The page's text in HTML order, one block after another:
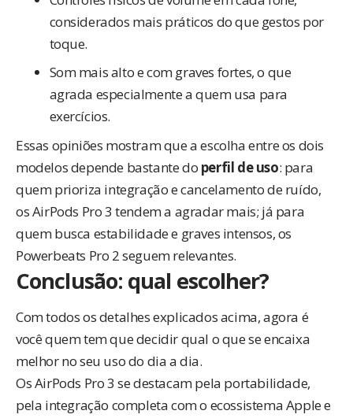
considerados mais práticos do que gestos por
toque.
Som mais alto e com graves fortes, o que
agrada especialmente a quem usa para
exercícios.
Essas opiniões mostram que a escolha entre os dois
modelos depende bastante do perfil de uso: para
quem prioriza integração e cancelamento de ruído,
os AirPods Pro 3 tendem a agradar mais; já para
quem busca estabilidade e graves intensos, os
Powerbeats Pro 2 seguem relevantes.
Conclusão: qual escolher?
Com todos os detalhes explicados acima, agora é
você quem tem que decidir qual o que se encaixa
melhor no seu uso do dia a dia.
Os AirPods Pro 3 se destacam pela portabilidade,
pela integração completa com o ecossistema Apple e